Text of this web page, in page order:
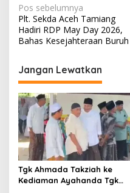
N
a
v
i
g
a
s
i
p
o
s
Pos sebelumnya
Plt. Sekda Aceh Tamiang
Hadiri RDP May Day 2026,
Bahas Kesejahteraan Buruh
Jangan Lewatkan
Tgk Ahmada Takziah ke
Kediaman Ayahanda Tgk